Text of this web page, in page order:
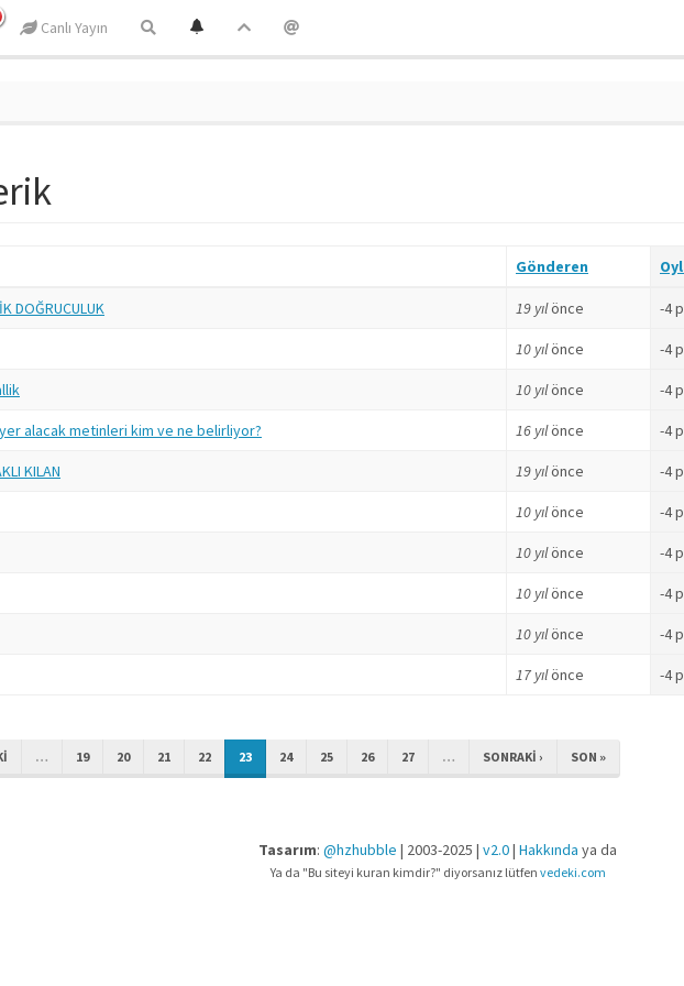
Canlı Yayın
Gönderen
DOĞRUCULUK 19 yılönce -4
10 yılönce -4
10 yılönce -4
alacak metinleri kim ve ne belirliyor? 16 yılönce -4
KILAN 19 yılönce -4
10 yılönce -4
10 yılönce -4
10 yılönce -4
10 yılönce -4
17 yılönce -4
… 19 20 21 22 23 24 25 26 27 … SONRAKI › SON »
Tasarım: @hzhubble | 2003-2025 | v2.0| Hakkında ya da
Ya da "Bu siteyi kuran kimdir?" diyorsanız lütfen vedeki.com